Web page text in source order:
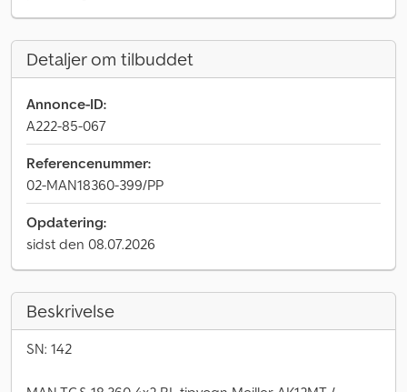
Detaljer om tilbuddet
Annonce-ID:
A222-85-067
Referencenummer:
02-MAN18360-399/PP
Opdatering:
sidst den 08.07.2026
Beskrivelse
SN: 142